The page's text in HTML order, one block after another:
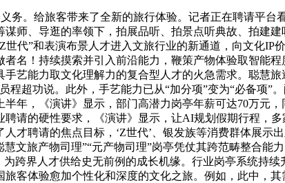
。给旅客带来了全新的旅行体验。记者正在聘请平台
谋师、导逛的率领下，拍展品听、拍景点听典故、拍
代”和表演布景人才进入文旅行业的新通道，向文化
名！持续摸索并引入前沿能力，鞭策产物体验取智能
艺能力取文化理解力的复合型人才的火急需求。聪慧
程超功说。此外，手艺能力已从“加分项”变为“必备项
年，《演讲》显示，部门高潜力岗亭年薪可达70万元
请的硬性要求，《演讲》显示，让AI规划假期行程，
才聘请的焦点目标，‘Z世代’、银发族等消费群体展示
文旅产物司理”“元产物司理”岗亭凭仗其跨范畴整合
跨界人才供给史无前例的成长机缘。行业岗亭系统持
客体验愈加个性化和深度的文化之旅。例如，此中，